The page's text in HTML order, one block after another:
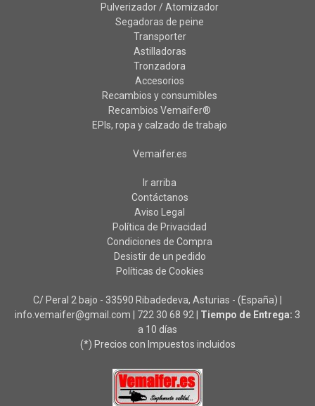
Pulverizador / Atomizador
Segadoras de peine
Transporter
Astilladoras
Tronzadora
Accesorios
Recambios y consumibles
Recambios Vemaifer®
EPIs, ropa y calzado de trabajo
Vemaifer.es
Ir arriba
Contáctanos
Aviso Legal
Política de Privacidad
Condiciones de Compra
Desistir de un pedido
Políticas de Cookies
C/ Peral 2 bajo - 33590 Ribadedeva, Asturias - (España) |
info.vemaifer@gmail.com | 722 30 68 92 Tiempo de Entrega: 3
a 10 días
(*) Precios con Impuestos incluidos